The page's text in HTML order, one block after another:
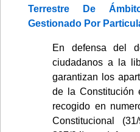
Terrestre De
Gestionado Por
En defensa del
ciudadanos a la
garantizan los
de la Constitución
recogido en
Constitucional